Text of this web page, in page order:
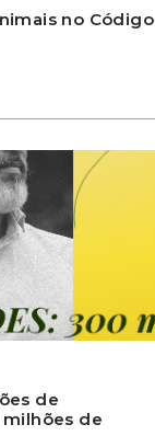
no Código
de
milhões de